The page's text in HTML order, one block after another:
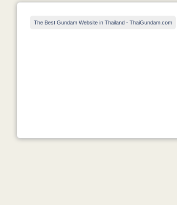
The Best Gundam Website in Thailand - ThaiGundam.com